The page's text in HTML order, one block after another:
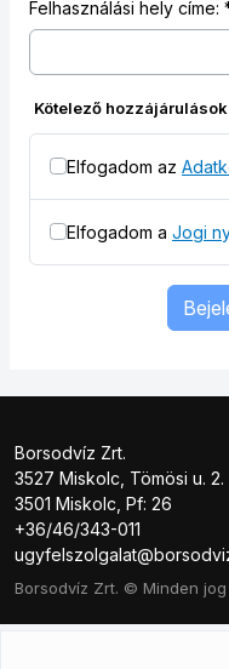
Felhasználási hely címe:
Kötelező hozzájárulások
Elfogadom az
Elfogadom a Jogi
Borsodvíz Zrt.
3527 Miskolc, Tömösi u. 2.
3501 Miskolc, Pf: 26
+36/46/343-011
Borsodvíz Zrt. © Minden